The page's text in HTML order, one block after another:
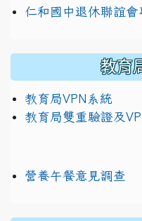
仁和國中退休聯誼會
教育
教育局VPN系統
教育局雙重驗證及
營養午餐意見調查